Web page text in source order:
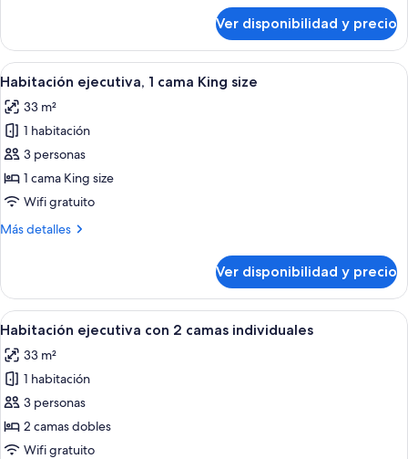
Deluxe,
balcón,
en
esquina
Ver disponibilidad y precio
Ver
todas
las
fotos
de
Habitación
ejecutiva,
cama
Habitación de hotel con una cama
7
Habitación ejecutiva, 1 cama King size
33 m²
1 habitación
3 personas
1 cama King size
Wifi gratuito
Más detalles
Más
ejecutiva,
cama
size
Ver disponibilidad y precio
Ver
todas
las
fotos
de
Habitación
ejecutiva
Habitación de hotel con dos camas,
5
Habitación ejecutiva con 2 camas individuales
33 m²
1 habitación
3 personas
2 camas dobles
Wifi gratuito